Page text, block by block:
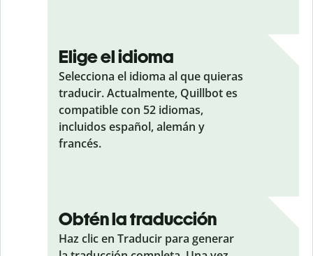
Elige el idioma
Selecciona el idioma al que quieras
traducir. Actualmente, Quillbot es
compatible con 52 idiomas,
incluidos español, alemán y
francés.
Obtén la traducción
Haz clic en Traducir para generar